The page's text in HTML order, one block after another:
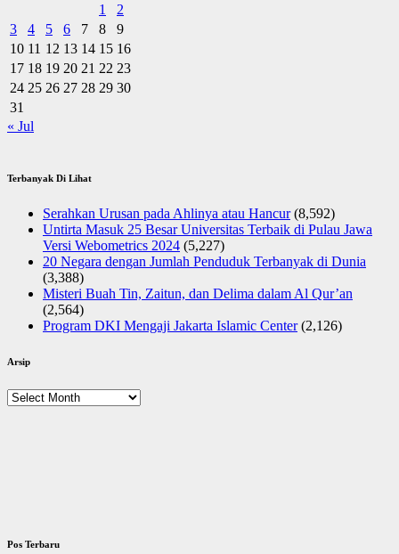
1
2
3
4 5 6 7 8
9
10 11 12 13 14 15 16
17 18 19 20 21 22 23
24 25 26 27 28 29 30
31
« Jul
Terbanyak Di Lihat
Serahkan Urusan pada Ahlinya atau Hancur (8,592)
Untirta Masuk 25 Besar Universitas Terbaik di Pulau Jawa
Versi Webometrics 2024 (5,227)
20 Negara dengan Jumlah Penduduk Terbanyak di Dunia
(3,388)
Misteri Buah Tin, Zaitun, dan Delima dalam Al Qur’an
(2,564)
Program DKI Mengaji Jakarta Islamic Center (2,126)
Arsip
Arsip
Pos Terbaru